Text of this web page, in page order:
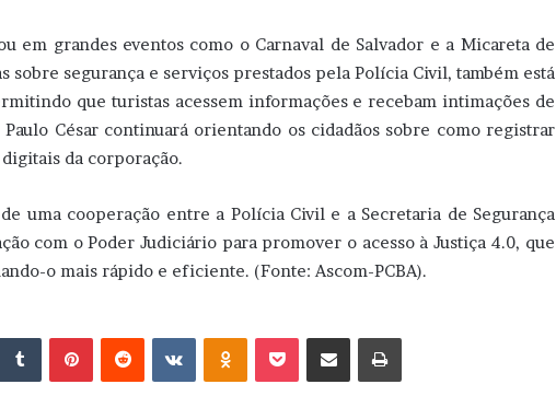
em grandes eventos como o Carnaval de Salvador e a Micareta de
sobre segurança e serviços prestados pela Polícia Civil, também está
que turistas acessem informações e recebam intimações de
César continuará orientando os cidadãos sobre como registrar
da corporação.
uma cooperação entre a Polícia Civil e a Secretaria de Segurança
com o Poder Judiciário para promover o acesso à Justiça 4.0, que
o mais rápido e eficiente. (Fonte: Ascom-PCBA).
VK OK